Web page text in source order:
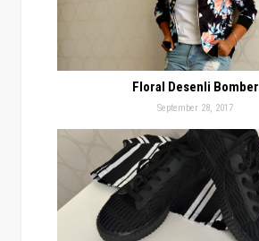
Floral Desenli Bomber
September 28, 2017